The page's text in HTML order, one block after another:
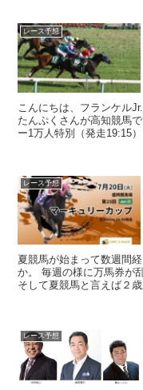
レース予想
こんにちは、フランケル
たんぷくさんが高知競馬
ー1万人特別（発走19:15） こちらもぜひご参加いただければと思い
レース予想
夏競馬が始まって数週間
か。 毎週の様に万馬券が
そして夏競馬と言えば２
レース予想